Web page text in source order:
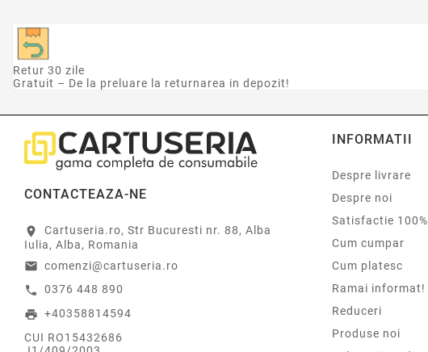
Retur 30 zile
Gratuit – De la preluare la returnarea in depozit!
CONTACTEAZA-NE
location_on
Cartuseria.ro, Str Bucuresti nr. 88, Alba
Iulia, Alba, Romania
email comenzi@cartuseria.ro
call 0376 448 890
print +40358814594
CUI RO15432686
INFORMATII
Despre livrare
Despre noi
Satisfactie 100%
Cum cumpar
Cum platesc
Ramai informat!
Reduceri
Produse noi